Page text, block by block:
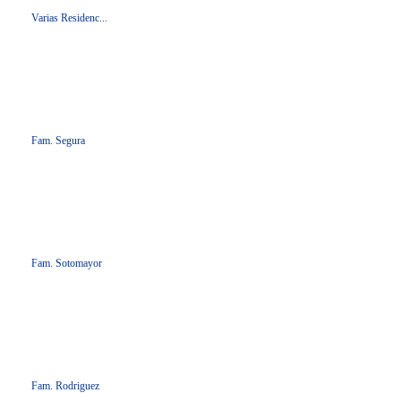
Varias Residenc...
Fam. Segura
Fam. Sotomayor
Fam. Rodriguez